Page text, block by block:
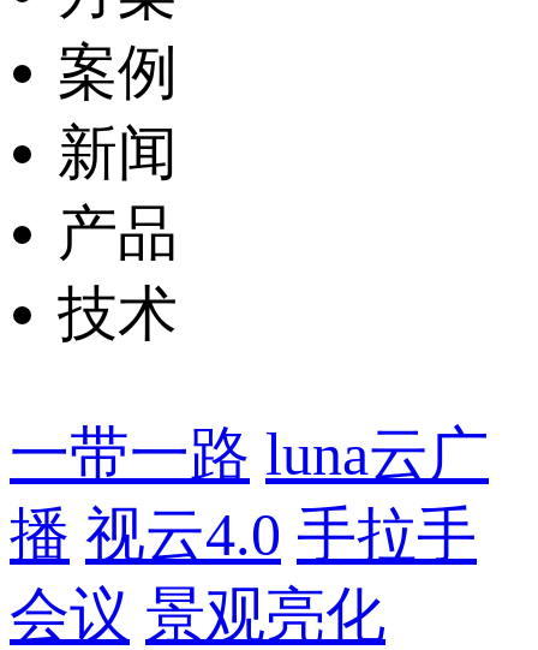
案例
新闻
产品
技术
一带一路 luna云广
播 视云4.0 手拉手
会议 景观亮化